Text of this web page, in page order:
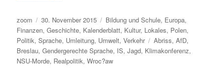
Autor
zoom
Veröffentlicht
am
30. November 2015 Kategorien
Bildung und Schule, Europa,
Finanzen,Geschichte, Kalenderblatt, Kultur, Lokales, Polen,
Politik,Sprache, Umleitung, Umwelt,Verkehr Schlagwörter
Abriss,AfD,
Breslau,Gendergerechte Sprache, IS,Jagd, Klimakonferenz,
NSU-Morde, Realpolitik,Wroc?aw